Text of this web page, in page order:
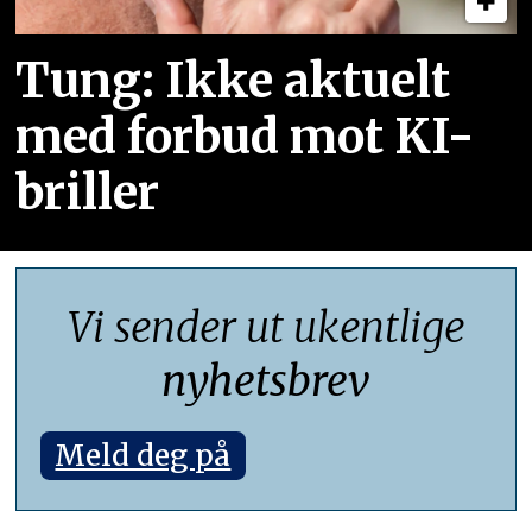
Tung: Ikke aktuelt
med forbud mot KI-
briller
Vi sender ut ukentlige
nyhetsbrev
Meld deg på